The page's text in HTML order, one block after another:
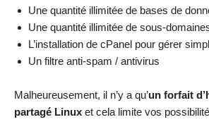
Une quantité illimitée de bases de
Une quantité illimitée de sous-
L’installation de cPanel pour gérer
Un filtre anti-spam / antivirus
Malheureusement, il n’y a qu’un forfait
partagé Linux et cela limite vos